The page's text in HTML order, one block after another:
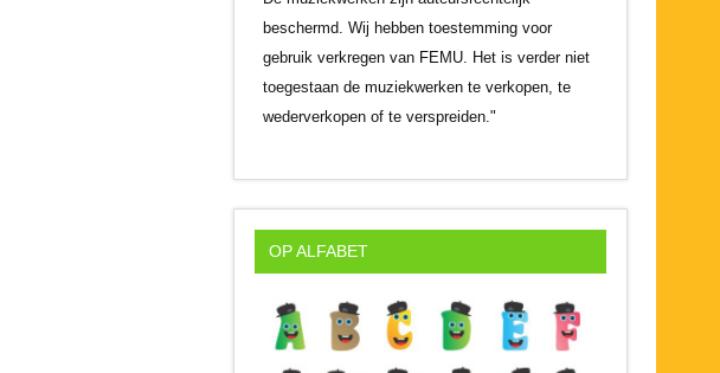
beschermd. Wij hebben toestemming voor
gebruik verkregen van FEMU. Het is verder niet
toegestaan de muziekwerken te verkopen, te
wederverkopen of te verspreiden."
OP ALFABET